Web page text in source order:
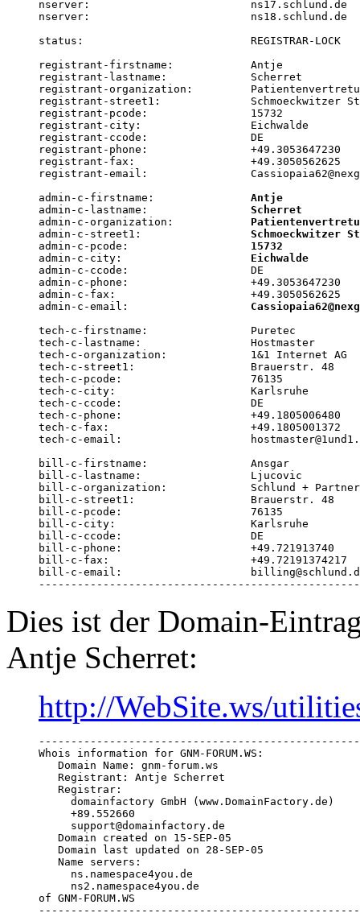
nserver:                         ns17.schlund.de
nserver:                         ns18.schlund.de
status:                          REGISTRAR-LOCK
registrant-firstname:            Antje
registrant-lastname:             Scherret
registrant-organization:
registrant-street1:              Schmoeckwitzer
registrant-pcode:                15732
registrant-city:                 Eichwalde
registrant-ccode:                DE
registrant-phone:                +49.3053647230
registrant-fax:                  +49.3050562625
registrant-email:
admin-c-firstname: Antje
admin-c-lastname: Scherret
admin-c-organization:
admin-c-street1: Schmoeckwitzer
admin-c-pcode: 15732
admin-c-city: Eichwalde
admin-c-ccode:                   DE
admin-c-phone:                   +49.3053647230
admin-c-fax:                     +49.3050562625
admin-c-email:
tech-c-firstname:                Puretec
tech-c-lastname:                 Hostmaster
tech-c-organization:             1&1 Internet AG
tech-c-street1:                  Brauerstr. 48
tech-c-pcode:                    76135
tech-c-city:                     Karlsruhe
tech-c-ccode:                    DE
tech-c-phone:                    +49.1805006480
tech-c-fax:                      +49.1805001372
tech-c-email:
bill-c-firstname:                Ansgar
bill-c-lastname:                 Ljucovic
bill-c-organization:             Schlund + Partner
bill-c-street1:                  Brauerstr. 48
bill-c-pcode:                    76135
bill-c-city:                     Karlsruhe
bill-c-ccode:                    DE
bill-c-phone:                    +49.721913740
bill-c-fax:                      +49.72191374217
bill-c-email:
Dies ist der Domain-
Antje Scherret:
http://WebSite.ws/
Whois information for GNM-FORUM.WS:
   Domain Name: gnm-forum.ws
   Registrant: Antje Scherret
   Registrar:
     domainfactory GmbH (www.DomainFactory.de)
     +89.552660
     support@domainfactory.de
   Domain created on 15-SEP-05
   Domain last updated on 28-SEP-05
   Name servers:
     ns.namespace4you.de
     ns2.namespace4you.de
of GNM-FORUM.WS